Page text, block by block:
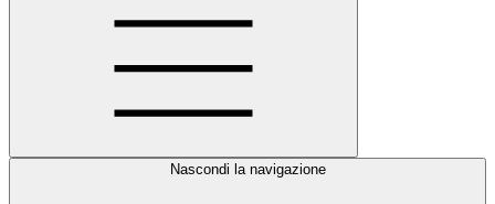
Nascondi la navigazione